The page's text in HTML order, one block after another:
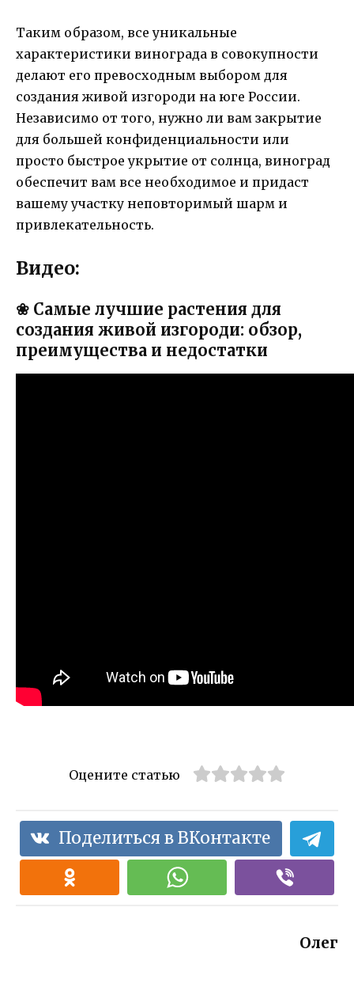
Таким образом, все уникальные
характеристики винограда в совокупности
делают его превосходным выбором для
создания живой изгороди на юге России.
Независимо от того, нужно ли вам закрытие
для большей конфиденциальности или
просто быстрое укрытие от солнца, виноград
обеспечит вам все необходимое и придаст
вашему участку неповторимый шарм и
привлекательность.
Видео:
❀ Самые лучшие растения для
создания живой изгороди: обзор,
преимущества и недостатки
Оцените статью
Поделиться в ВКонтакте
Олег